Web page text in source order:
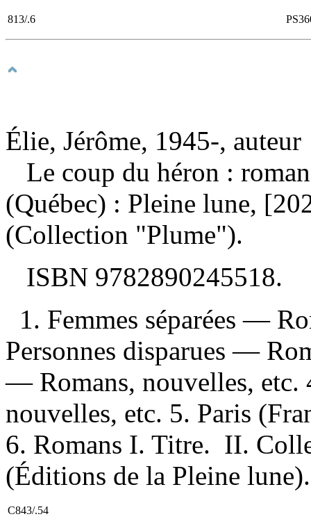
813/.6
Élie, Jérôme, 1945-, auteur
Le coup du héron :
(Québec) : Pleine lune,
(Collection "Plume").
ISBN 9782890245518.
1. Femmes séparées —
Personnes disparues —
— Romans, nouvelles,
nouvelles, etc. 5. Paris
6. Romans I. Titre. II.
(Éditions de la Pleine lune).
C843/.54